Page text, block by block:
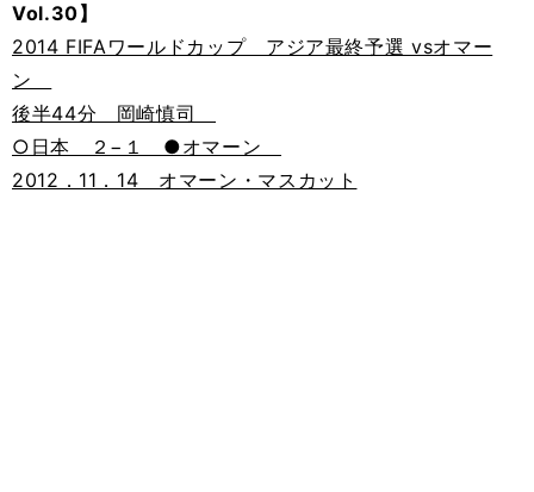
Vol.30】
2014 FIFAワールドカップ アジア最終予選 vsオマー
ン
後半44分 岡崎慎司
○日本 ２−１ ●オマーン
2012．11．14 オマーン・マスカット